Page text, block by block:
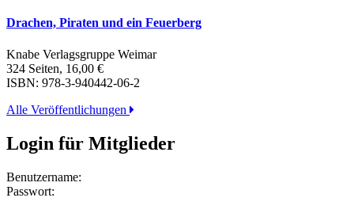
Drachen, Piraten und ein Feuerberg
Knabe Verlagsgruppe Weimar
324 Seiten, 16,00 €
ISBN: 978-3-940442-06-2
Alle Veröffentlichungen
Login für Mitglieder
Benutzername:
Passwort: